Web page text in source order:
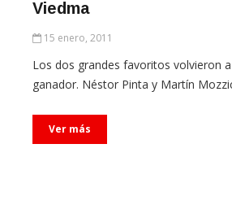
Los dos grandes favoritos volvieron a
ganador. Néstor Pinta y Martín